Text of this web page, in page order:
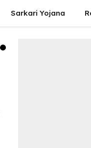
Sarkari Yojana